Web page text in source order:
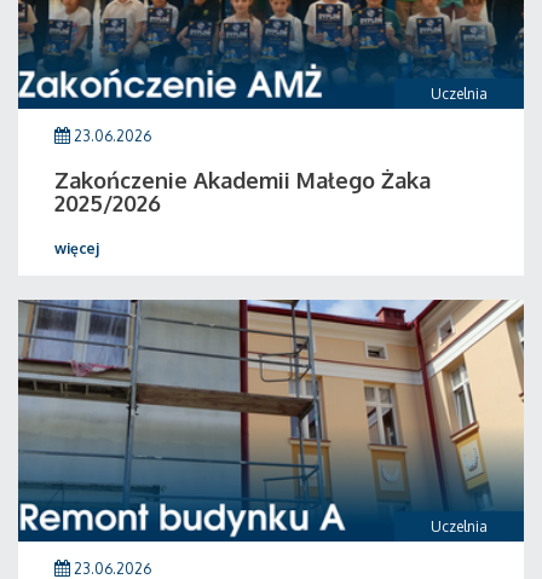
Uczelnia
23.06.2026
Zakończenie Akademii Małego Żaka
2025/2026
więcej
Uczelnia
23.06.2026